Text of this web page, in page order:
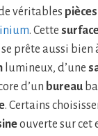
véritables
. Cette
se prête aussi bien
lumineux, d’une
d’un bureau
. Certains
ouverte sur cet